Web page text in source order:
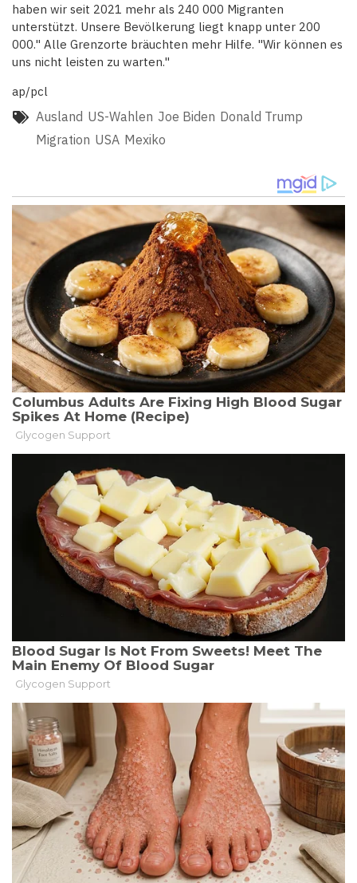
haben wir seit 2021 mehr als 240 000 Migranten
unterstützt. Unsere Bevölkerung liegt knapp unter 200
000." Alle Grenzorte bräuchten mehr Hilfe. "Wir können es
uns nicht leisten zu warten."
ap/pcl
Ausland US-Wahlen Joe Biden Donald Trump
Migration USA Mexiko